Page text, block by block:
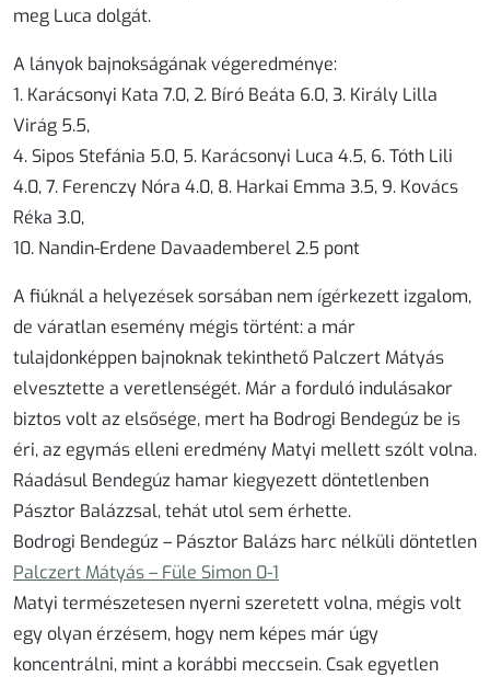
meg Luca dolgát.
A lányok bajnokságának végeredménye:
1. Karácsonyi Kata 7.0, 2. Bíró Beáta 6.0, 3. Király Lilla
Virág 5.5,
4. Sipos Stefánia 5.0, 5. Karácsonyi Luca 4.5, 6. Tóth Lili
4.0, 7. Ferenczy Nóra 4.0, 8. Harkai Emma 3.5, 9. Kovács
Réka 3.0,
10. Nandin-Erdene Davaademberel 2.5 pont
A fiúknál a helyezések sorsában nem ígérkezett izgalom,
de váratlan esemény mégis történt: a már
tulajdonképpen bajnoknak tekinthető Palczert Mátyás
elvesztette a veretlenségét. Már a forduló indulásakor
biztos volt az elsősége, mert ha Bodrogi Bendegúz be is
éri, az egymás elleni eredmény Matyi mellett szólt volna.
Ráadásul Bendegúz hamar kiegyezett döntetlenben
Pásztor Balázzsal, tehát utol sem érhette.
Bodrogi Bendegúz – Pásztor Balázs harc nélküli döntetlen
Palczert Mátyás– Füle Simon 0-1
Matyi természetesen nyerni szeretett volna, mégis volt
egy olyan érzésem, hogy nem képes már úgy
koncentrálni, mint a korábbi meccsein. Csak egyetlen